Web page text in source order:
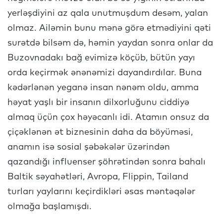
yerləşdiyini az qala unutmuşdum desəm, yalan
olmaz. Ailəmin bunu mənə görə etmədiyini qəti
surətdə bilsəm də, həmin yaydan sonra onlar da
Buzovnadakı bağ evimizə köçüb, bütün yayı
orda keçirmək ənənəmizi dayandırdılar. Buna
kədərlənən yeganə insan nənəm oldu, amma
həyat yaşlı bir insanın dilxorluğunu ciddiyə
almaq üçün çox həyəcanlı idi. Atamın onsuz da
çiçəklənən ət biznesinin daha da böyüməsi,
anamın isə sosial şəbəkələr üzərindən
qazandığı influenser şöhrətindən sonra bahalı
Baltik səyahətləri, Avropa, Flippin, Tailand
turları yaylarını keçirdikləri əsas məntəqələr
olmağa başlamışdı.